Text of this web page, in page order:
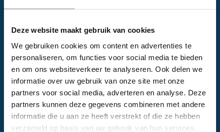
Deze website maakt gebruik van cookies
We gebruiken cookies om content en advertenties te
personaliseren, om functies voor social media te bieden
en om ons websiteverkeer te analyseren. Ook delen we
informatie over uw gebruik van onze site met onze
partners voor social media, adverteren en analyse. Deze
partners kunnen deze gegevens combineren met andere
informatie die u aan ze heeft verstrekt of die ze hebben
verzameld op basis van uw gebruik van hun services.
EVENTS
Kalender
Bedrijven
Impressie
Weddingplanner